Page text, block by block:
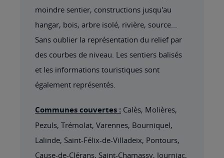
moindre sentier, constructions jusqu'au
hangar, bois, arbre isolé, rivière, source...
Sans oublier la représentation du relief par
des courbes de niveau. Les sentiers balisés
et les informations touristiques sont
également représentés.
Communes couvertes : Calès, Molières,
Pezuls, Trémolat, Varennes, Bourniquel,
Lalinde, Saint-Félix-de-Villadeix, Pontours,
Cause-de-Clérans, Saint-Chamassy, Journiac,